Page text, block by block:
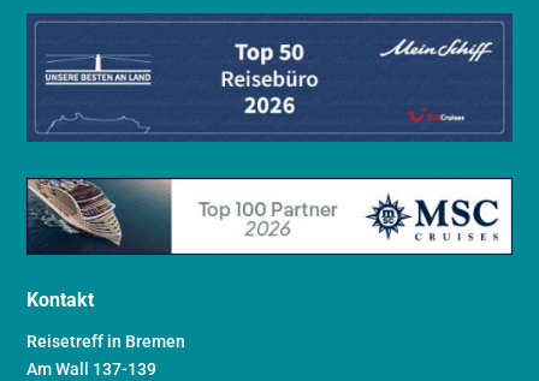
Kontakt
Reisetreff in Bremen
Am Wall 137-139